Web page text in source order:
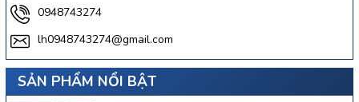
0948743274
lh0948743274@gmail.com
SẢN PHẨM NỔI BẬT